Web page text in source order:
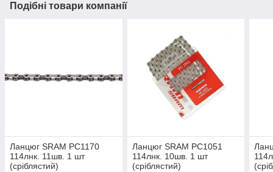
Подібні товари компанії
Ланцюг SRAM PC1170
114лнк. 11шв. 1 шт
(сріблястий)
Ланцюг SRAM PC1051
114лнк. 10шв. 1 шт
(сріблястий)